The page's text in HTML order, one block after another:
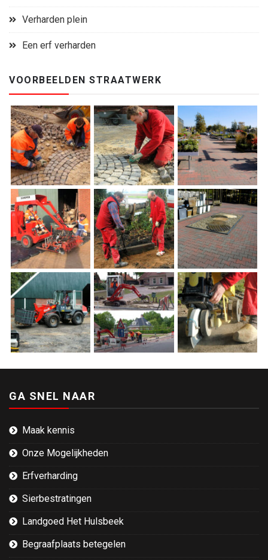
Verharden plein
Een erf verharden
VOORBEELDEN STRAATWERK
GA SNEL NAAR
Maak kennis
Onze Mogelijkheden
Erfverharding
Sierbestratingen
Landgoed Het Hulsbeek
Begraafplaats betegelen